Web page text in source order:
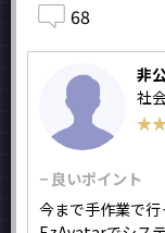
68
非
社
− 良いポイント
今まで手作業で